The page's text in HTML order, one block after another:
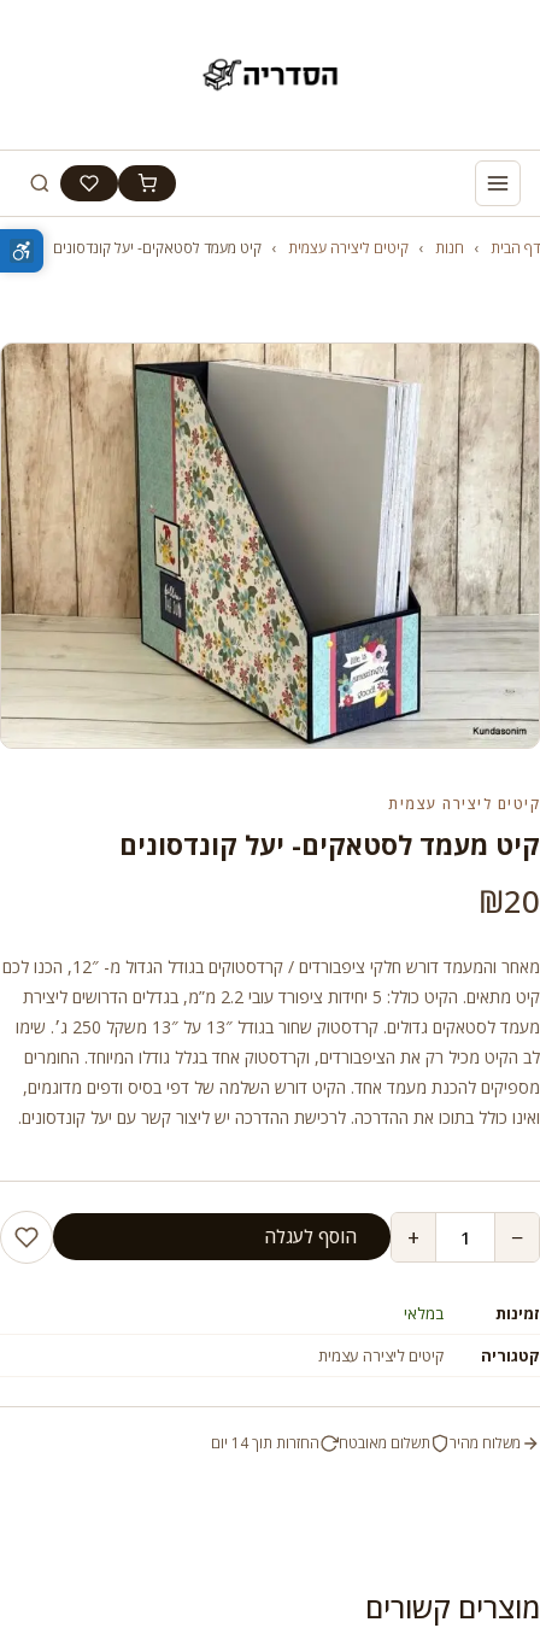
דף הבית › חנות › קיטים ליצירה עצמית › קיט מעמד לסטאקים- יעל קונדסונים
קיטים ליצירה עצמית
קיט מעמד לסטאקים- יעל קונדסונים
₪20
מאחר והמעמד דורש חלקי ציפבורדים / קרדסטוקים בגודל הגדול מ- 12″, הכנו לכם
קיט מתאים. הקיט כולל: 5 יחידות ציפורד עובי 2.2 מ”מ, בגדלים הדרושים ליצירת
מעמד לסטאקים גדולים. קרדסטוק שחור בגודל 13″ על 13″ משקל 250 ג׳. שימו
לב הקיט מכיל רק את הציפבורדים, וקרדסטוק אחד בגלל גודלו המיוחד. החומרים
מספיקים להכנת מעמד אחד. הקיט דורש השלמה של דפי בסיס ודפים מדוגמים,
ואינו כולל בתוכו את ההדרכה. לרכישת ההדרכה יש ליצור קשר עם יעל קונדסונים.
−
+ הוסף לעגלה
זמינות
במלאי
קטגוריה
קיטים ליצירה עצמית
משלוח מהיר תשלום מאובטח החזרות תוך 14 יום
מוצרים קשורים